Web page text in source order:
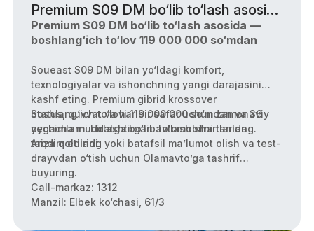
Premium S09 DM bo‘lib to‘lash asosida
— boshlang‘ich to‘lov 119 000 000
so‘mdan
Premium S09 DM bo‘lib to‘lash asosida —
boshlang‘ich to‘lov 119 000 000 so‘mdan
Soueast S09 DM bilan yo‘ldagi komfort,
texnologiyalar va ishonchning yangi darajasini
kashf eting. Premium gibrid krossover
boshlang‘ich to‘lovi 119 000 000 so‘mdan va 36
oygacha muddatga bo‘lib to‘lash shartlarida
taqdim etiladi.
Status, quvvat va har bir safar uchun zamonaviy
yechimlarni birlashtirgan avtomobilni tanlang.
Ariza qoldiring yoki batafsil ma’lumot olish va test-
drayvdan o‘tish uchun Olamavto’ga tashrif
buyuring.
Call-markaz: 1312
Manzil: Elbek ko‘chasi, 61/3